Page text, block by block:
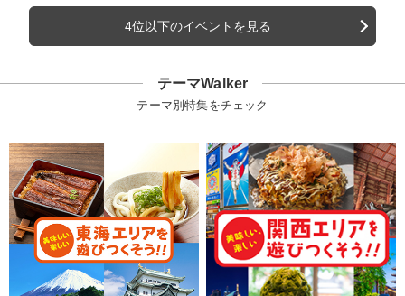
4位以下のイベントを見る
テーマWalker
テーマ別特集をチェック